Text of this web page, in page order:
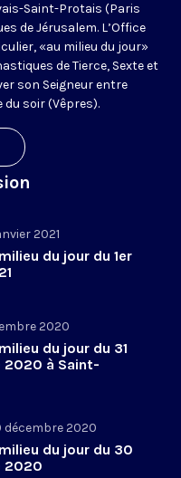
Saint-Protais (Paris
de Jérusalem. L’Office
«au milieu du jour»
de Tierce, Sexte et
son Seigneur entre
du soir (Vêpres).
2021
du jour du 1er
2020
du jour du 31
2020 à Saint-
décembre 2020
du jour du 30
2020